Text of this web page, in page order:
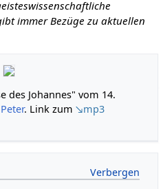
immer Bezüge zu aktuellen
des Johannes" vom 14.
. Link zum↘mp3